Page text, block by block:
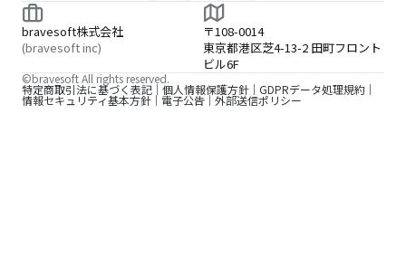
bravesoft株式会社
(bravesoft inc)
〒108-0014
東京都港区芝4-13-2 田町フロント
ビル6F
特定商取引法に基づく表記 個人情報保護方針 GDPRデータ処理規約
情報セキュリティ基本方針 電子公告 外部送信ポリシー
©bravesoft All rights reserved.